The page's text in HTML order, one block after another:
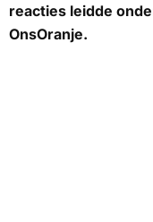
reacties leidde
OnsOranje.